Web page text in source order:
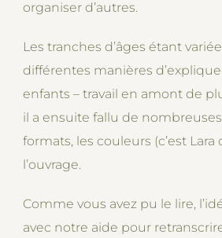
organiser d’autres.
Les tranches d’âges étant
différentes manières
enfants – travail en amont de
il a ensuite fallu de
formats, les couleurs (c’est
l’ouvrage.
Comme vous avez pu le lire,
avec notre aide pour